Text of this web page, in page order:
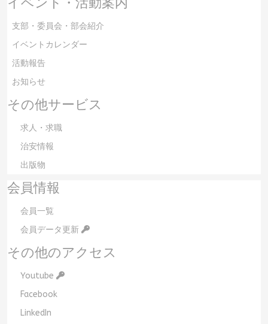
支部・委員会・部会紹介
イベントカレンダー
活動報告
お知らせ
その他サービス
求人・求職
治安情報
出版物
会員情報
会員一覧
会員データ更新
その他のアクセス
Youtube
Facebook
LinkedIn